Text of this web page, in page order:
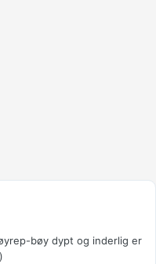
bøy dypt og inderlig er